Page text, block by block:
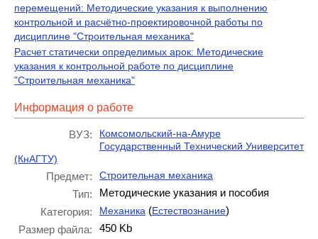
перемещений: Методические указания к выполнению
контрольной и расчётно-проектировочной работы по
дисциплине "Строительная механика"
Расчет статически определимых арок: Методические
указания к контрольной работе по дисциплине
"Строительная механика"
Информация о работе
ВУЗ:
Комсомольский-на-Амуре
Государственный Технический Университет
(КнАГТУ)
Предмет: Строительная механика
Тип:
Методические указания и пособия
Категория:
Механика (Естествознание)
Размер файла:
450 Kb